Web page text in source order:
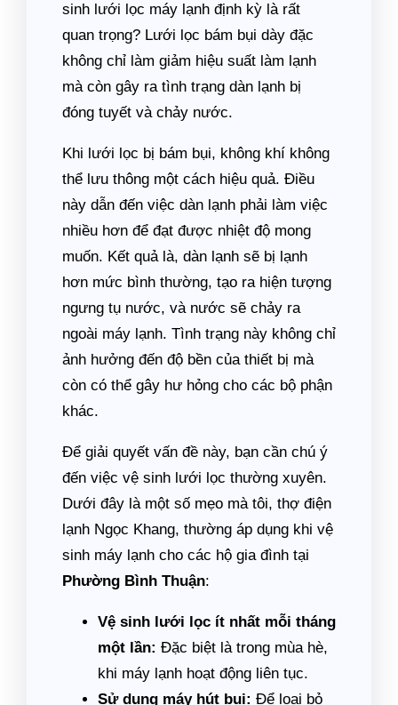
sinh lưới lọc máy lạnh định kỳ là rất
quan trọng? Lưới lọc bám bụi dày đặc
không chỉ làm giảm hiệu suất làm lạnh
mà còn gây ra tình trạng dàn lạnh bị
đóng tuyết và chảy nước.
Khi lưới lọc bị bám bụi, không khí không
thể lưu thông một cách hiệu quả. Điều
này dẫn đến việc dàn lạnh phải làm việc
nhiều hơn để đạt được nhiệt độ mong
muốn. Kết quả là, dàn lạnh sẽ bị lạnh
hơn mức bình thường, tạo ra hiện tượng
ngưng tụ nước, và nước sẽ chảy ra
ngoài máy lạnh. Tình trạng này không chỉ
ảnh hưởng đến độ bền của thiết bị mà
còn có thể gây hư hỏng cho các bộ phận
khác.
Để giải quyết vấn đề này, bạn cần chú ý
đến việc vệ sinh lưới lọc thường xuyên.
Dưới đây là một số mẹo mà tôi, thợ điện
lạnh Ngọc Khang, thường áp dụng khi vệ
sinh máy lạnh cho các hộ gia đình tại
Phường Bình Thuận:
Vệ sinh lưới lọc ít nhất mỗi tháng
một lần: Đặc biệt là trong mùa hè,
khi máy lạnh hoạt động liên tục.
Sử dụng máy hút bụi: Để loại bỏ